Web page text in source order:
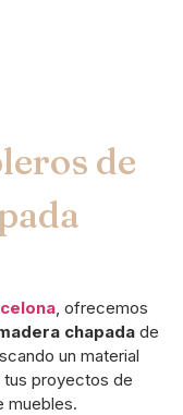
de
, ofrecemos
chapada de
un material
proyectos de
muebles.